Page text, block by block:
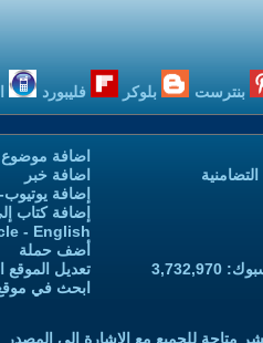
بنترست بلوكر فليبورد
اضافة موضوع
اضافة خبر
إضافة
إضافة كتاب
- English
أضف حملة
تعديل الموقع
ابحث في
متاحة للجميع مع الإشارة إلى المصدر